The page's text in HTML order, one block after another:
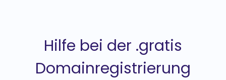
Hilfe bei der .gratis
Domainregistrierung